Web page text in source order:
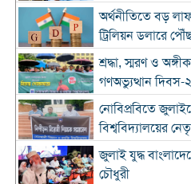
অর্থনীতিতে বড়
ট্রিলিয়ন ডলারে
শ্রদ্ধা, স্মরণ ও
গণঅভ্যুত্থান
নোবিপ্রবিতে
বিশ্ববিদ্যালয়ের
জুলাই যুদ্ধ
চৌধুরী